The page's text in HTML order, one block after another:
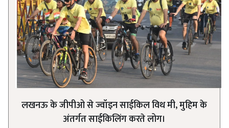
लखनऊ के जीपीओ से ज्वॉइन साईकिल विथ मी, मुहिम के
अंतर्गत साईकिलिंग करते लोग।